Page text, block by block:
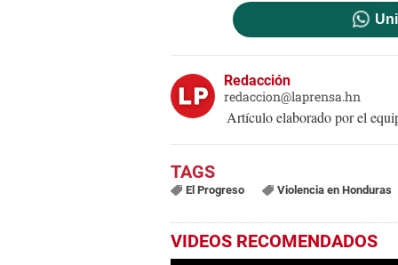
Redacción
redaccion@laprensa.hn
Artículo elaborado por el
El Progreso Violencia en Honduras
VIDEOS RECOMENDADOS